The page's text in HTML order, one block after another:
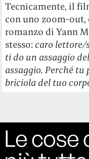
Tecnicamente, il
con uno zoom-out,
romanzo di Yann
stesso: caro lettore/
ti do un assaggio
assaggio. Perché
briciola del tuo
Le cose